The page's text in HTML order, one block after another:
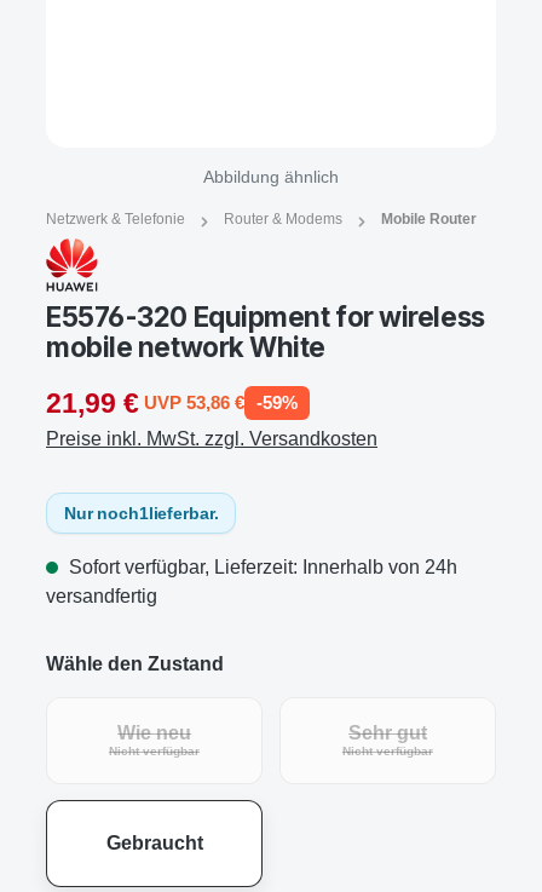
Abbildung ähnlich
Netzwerk & Telefonie Router & Modems Mobile Router
E5576-320 Equipment for wireless
mobile network White
21,99 € UVP 53,86 € -59%
Preise inkl. MwSt. zzgl. Versandkosten
Nur noch1lieferbar.
Sofort verfügbar, Lieferzeit: Innerhalb von 24h
versandfertig
Wähle den Zustand
Wie neu
Nicht verfügbar
Sehr gut
Nicht verfügbar
Gebraucht